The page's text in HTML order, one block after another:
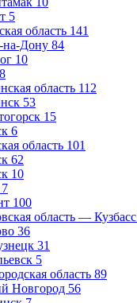
5
область 141
на-Дону 84
10
8
область 112
53
15
6
область 101
62
10
7
100
область — Кузбасс
36
31
5
область 89
Новгород 56